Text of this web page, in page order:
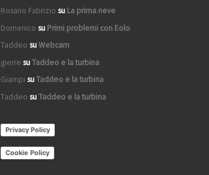
Rosano Fabrizio su La prima neve
Domenico su Primi problemi con Eolo
Taddeo suWebcam
gierre suTaddeo e la turbina
Giampi suTaddeo e la turbina
Taddeo suTaddeo e la turbina
Privacy Policy
Cookie Policy